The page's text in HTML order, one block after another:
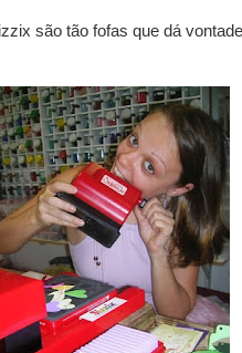
são tão fofas que dá